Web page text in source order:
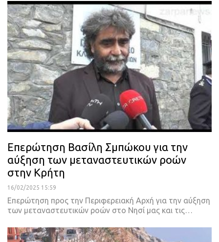
Επερώτηση Βασίλη Σμπώκου για την
αύξηση των μεταναστευτικών ροών
στην Κρήτη
16/02/2025 15:59
Επερώτηση προς την Περιφερειακή Αρχή για την αύξηση
των μεταναστευτικών ροών στο Νησί μας και τις…